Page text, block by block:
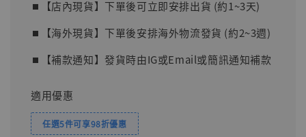
⏹︎【店內現貨】下單後可立即安排出貨 (約1~3天)
⏹︎【海外現貨】下單後安排海外物流發貨 (約2~3週)
⏹︎【補款通知】發貨時由IG或Email或簡訊通知補款
適用優惠
任選5件可享98折優惠